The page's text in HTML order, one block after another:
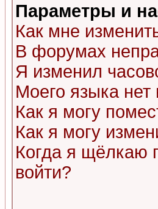
Параметры и
Как мне
В форумах
Я изменил
Моего языка нет
Как я могу
Как я могу
Когда я щёлкаю
войти?